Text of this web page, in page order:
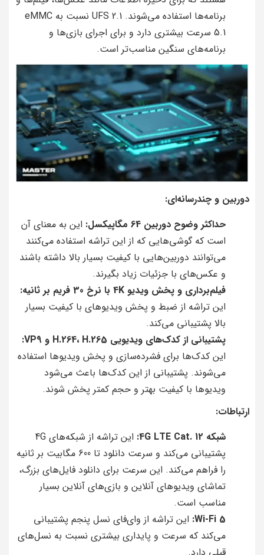
برنامه‌ها استفاده می‌شوند. UFS 2.1 نسبت به eMMC
5.1 سرعت بیشتری دارد و برای اجرای بازی‌ها و
برنامه‌های سنگین مناسب‌تر است.
دوربین و چندرسانه‌ای:
حداکثر وضوح دوربین 64 مگاپیکسل:
این به معنای آن
است که گوشی‌هایی که از این تراشه استفاده می‌کنند
می‌توانند دوربین‌هایی با کیفیت بسیار بالا داشته باشند
و عکس‌های با جزئیات زیاد بگیرند.
فیلم‌برداری و پخش ویدیو 4K با نرخ 30 فریم بر ثانیه:
این تراشه از ضبط و پخش ویدیوهای با کیفیت بسیار
بالا پشتیبانی می‌کند.
پشتیبانی از کدک‌های ویدیویی H.264، H.265 و VP9:
این کدک‌ها برای فشرده‌سازی و پخش ویدیوها استفاده
می‌شوند. پشتیبانی از این کدک‌ها باعث می‌شود
ویدیوها با کیفیت بهتر و حجم کمتر پخش شوند.
ارتباطات:
شبکه 4G LTE Cat. 12:
این تراشه از شبکه‌های 4G
پشتیبانی می‌کند و سرعت دانلود تا 600 مگابیت بر ثانیه
را فراهم می‌کند. این سرعت برای دانلود فایل‌های بزرگ،
تماشای ویدیوهای آنلاین و بازی‌های آنلاین بسیار
مناسب است.
Wi-Fi 5: این تراشه از وای‌فای نسل پنجم پشتیبانی
می‌کند که سرعت و پایداری بیشتری نسبت به نسل‌های